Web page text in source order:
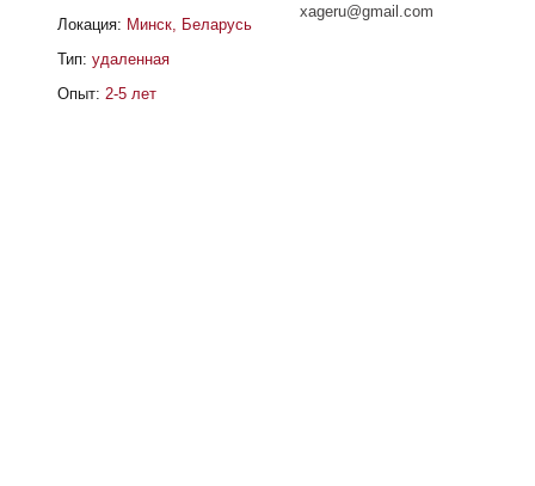
Локация: Минск, Беларусь
Тип: удаленная
Опыт: 2-5 лет
xageru@gmail.com